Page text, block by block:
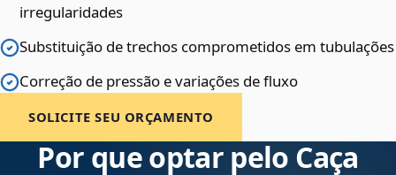
irregularidades
Substituição de trechos comprometidos em tubulações
Correção de pressão e variações de fluxo
SOLICITE SEU ORÇAMENTO
Por que optar pelo Caça